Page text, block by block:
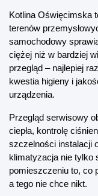
Kotlina Oświęcimska
terenów
samochodowy
ciężej niż w bardziej
przegląd – najlepiej
kwestia higieny i
urządzenia.
Przegląd serwisowy
ciepła, kontrolę
szczelności instalacji
klimatyzacja nie tylko
pomieszczeniu to, co
a tego nie chce nikt.